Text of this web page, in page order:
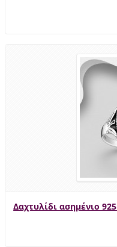
Δαχτυλίδι ασημένιο